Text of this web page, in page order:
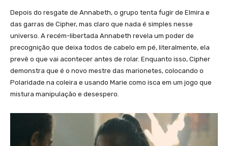
Depois do resgate de Annabeth, o grupo tenta fugir de Elmira e
das garras de Cipher, mas claro que nada é simples nesse
universo. A recém-libertada Annabeth revela um poder de
precognição que deixa todos de cabelo em pé, literalmente, ela
prevê o que vai acontecer antes de rolar. Enquanto isso, Cipher
demonstra que é o novo mestre das marionetes, colocando o
Polaridade na coleira e usando Marie como isca em um jogo que
mistura manipulação e desespero.